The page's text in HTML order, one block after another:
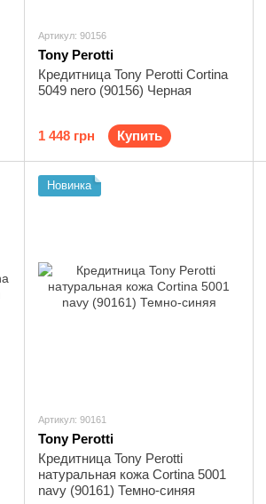
Артикул: 90156
Tony Perotti
Кредитница Tony Perotti Cortina
5049 nero (90156) Черная
1 448 грн Купить
Новинка
Артикул: 90161
Tony Perotti
Кредитница Tony Perotti
натуральная кожа Cortina 5001
navy (90161) Темно-синяя